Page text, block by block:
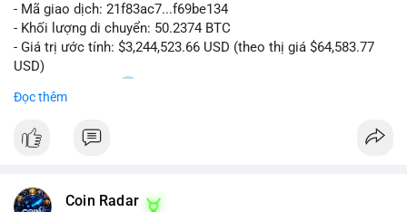
- Mã giao dịch: 21f83ac7...f69be134
- Khối lượng di chuyển: 50.2374 BTC
- Giá trị ước tính: $3,244,523.66 USD (theo thị giá $64,583.77
USD)
- Thời gian: 01:20
Nhận định phân tích: Giao dịch 50.2374 BTC trị giá hơn 3.24
triệu USD được phát hiện trong mempool, chưa được xác
động bán tháo. Tuy nhiên, nếu dòng tiền này hướng về ví sàn
Đọc thêm
Coin Radar